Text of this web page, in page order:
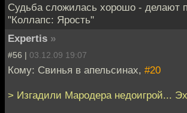
Судьба сложилась хорошо - делают
"Коллапс: Ярость"
Expertis »
#56 | 03.12.09 19:07
Кому: Свинья в апельсинах, #20
> Изгадили Мародера недоигрой...